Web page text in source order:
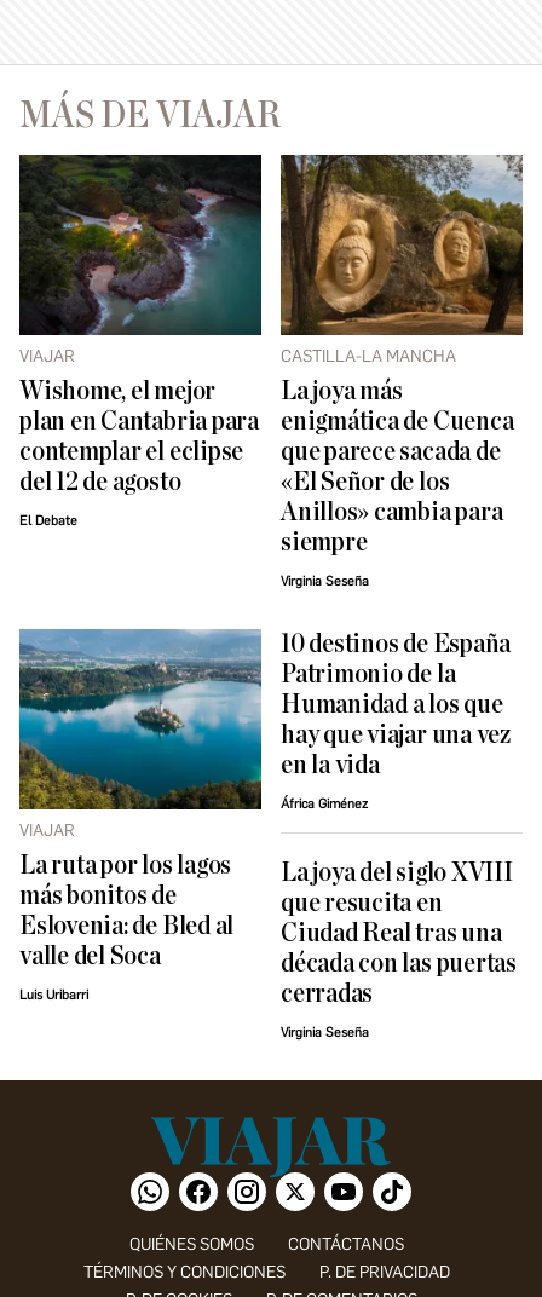
MÁS DE VIAJAR
VIAJAR
Wishome, el mejor
plan en Cantabria para
contemplar el eclipse
del 12 de agosto
El Debate
CASTILLA-LA MANCHA
La joya más
enigmática de Cuenca
que parece sacada de
«El Señor de los
Anillos» cambia para
siempre
Virginia Seseña
VIAJAR
La ruta por los lagos
más bonitos de
Eslovenia: de Bled al
valle del Soca
Luis Uribarri
10 destinos de España
Patrimonio de la
Humanidad a los que
hay que viajar una vez
en la vida
África Giménez
La joya del siglo XVIII
que resucita en
Ciudad Real tras una
década con las puertas
cerradas
Virginia Seseña
QUIÉNES SOMOS
CONTÁCTANOS
TÉRMINOS Y CONDICIONES
P. DE PRIVACIDAD